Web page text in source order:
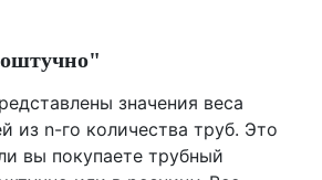
значения веса
из n-го количества труб. Это
вы покупаете трубный